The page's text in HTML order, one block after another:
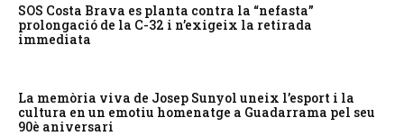
SOS Costa Brava es planta contra la “nefasta”
prolongació de la C-32 i n’exigeix la retirada
immediata
La memòria viva de Josep Sunyol uneix l’esport i la
cultura en un emotiu homenatge a Guadarrama pel seu
90è aniversari